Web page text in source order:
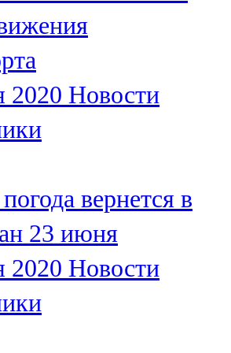
2020 Новости
вернется в
23 июня
2020 Новости